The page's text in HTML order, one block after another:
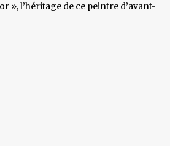
», l’héritage de ce peintre d’avant-